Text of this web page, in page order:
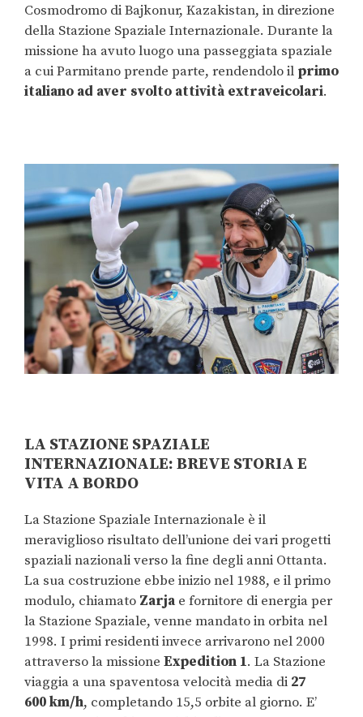
Cosmodromo di Bajkonur, Kazakistan, in direzione
della Stazione Spaziale Internazionale. Durante la
missione ha avuto luogo una passeggiata spaziale
a cui Parmitano prende parte, rendendolo il primo
italiano ad aver svolto attività extraveicolari.
LA STAZIONE SPAZIALE
INTERNAZIONALE: BREVE STORIA E
VITA A BORDO
La Stazione Spaziale Internazionale è il
meraviglioso risultato dell’unione dei vari progetti
spaziali nazionali verso la fine degli anni Ottanta.
La sua costruzione ebbe inizio nel 1988, e il primo
modulo, chiamato Zarja e fornitore di energia per
la Stazione Spaziale, venne mandato in orbita nel
1998. I primi residenti invece arrivarono nel 2000
attraverso la missione Expedition 1. La Stazione
viaggia a una spaventosa velocità media di 27
600km/h, completando 15,5 orbite al giorno. E’